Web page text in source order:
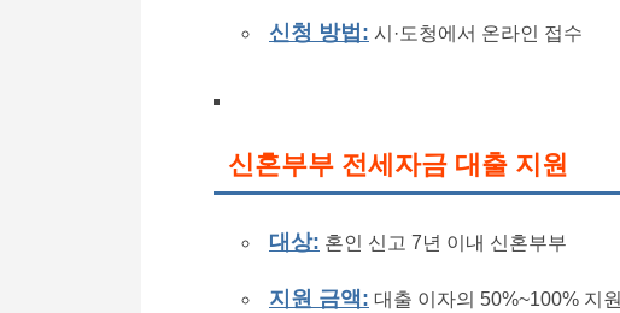
신청 방법: 시·도청에서 온라인 접수
신혼부부 전세자금 대출 지원
대상: 혼인 신고 7년 이내 신혼부부
지원 금액: 대출 이자의 50%~100% 지원